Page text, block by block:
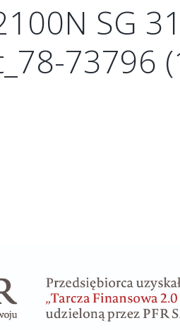
SG
73796